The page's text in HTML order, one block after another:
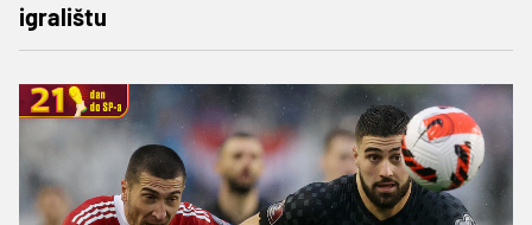
igralištu